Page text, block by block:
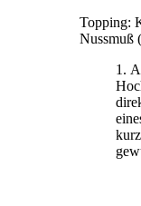
Topping:
Nussmuß